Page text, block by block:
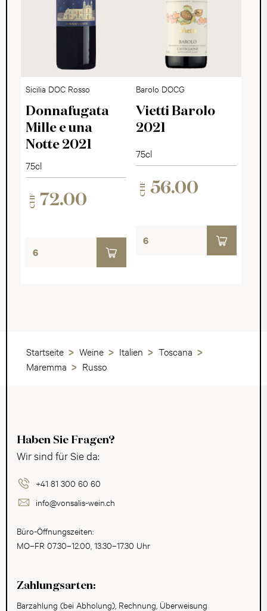
Sicilia DOC Rosso
Donnafugata
Mille e una
Notte 2021
75cl
CHF 72.00
Barolo DOCG
Vietti Barolo
2021
75cl
CHF 56.00
Startseite Weine Italien
Toscana
Maremma
Russo
Haben Sie Fragen?
Wir sind für Sie da:
+41 81 300 60 60
info@vonsalis-wein.ch
Büro-Öffnungszeiten:
MO–FR 07.30–12.00, 13.30–17.30 Uhr
Zahlungsarten:
Barzahlung (bei Abholung), Rechnung, Überweisung